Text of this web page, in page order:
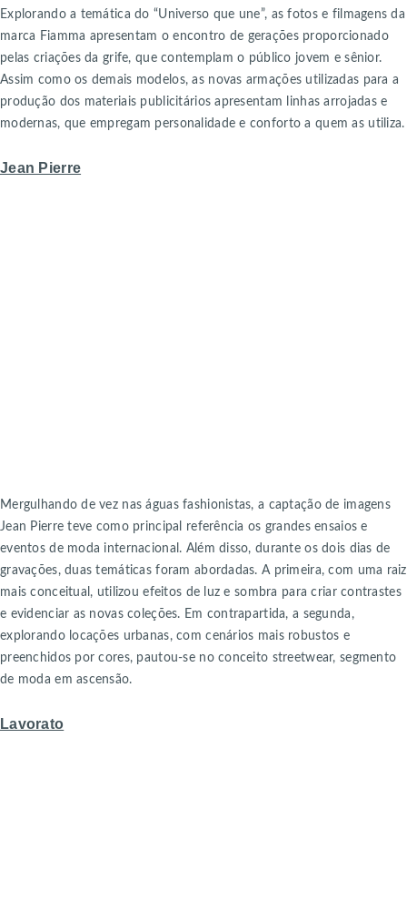
Explorando a temática do “Universo que une”, as fotos e filmagens da
marca Fiamma apresentam o encontro de gerações proporcionado
pelas criações da grife, que contemplam o público jovem e sênior.
Assim como os demais modelos, as novas armações utilizadas para a
produção dos materiais publicitários apresentam linhas arrojadas e
modernas, que empregam personalidade e conforto a quem as utiliza.
Jean Pierre
Mergulhando de vez nas águas fashionistas, a captação de imagens
Jean Pierre teve como principal referência os grandes ensaios e
eventos de moda internacional. Além disso, durante os dois dias de
gravações, duas temáticas foram abordadas. A primeira, com uma raiz
mais conceitual, utilizou efeitos de luz e sombra para criar contrastes
e evidenciar as novas coleções. Em contrapartida, a segunda,
explorando locações urbanas, com cenários mais robustos e
preenchidos por cores, pautou-se no conceito streetwear, segmento
de moda em ascensão.
Lavorato